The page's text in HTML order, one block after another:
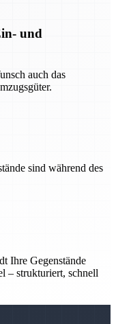
und
auch das
sind während des
Ihre Gegenstände
– strukturiert, schnell